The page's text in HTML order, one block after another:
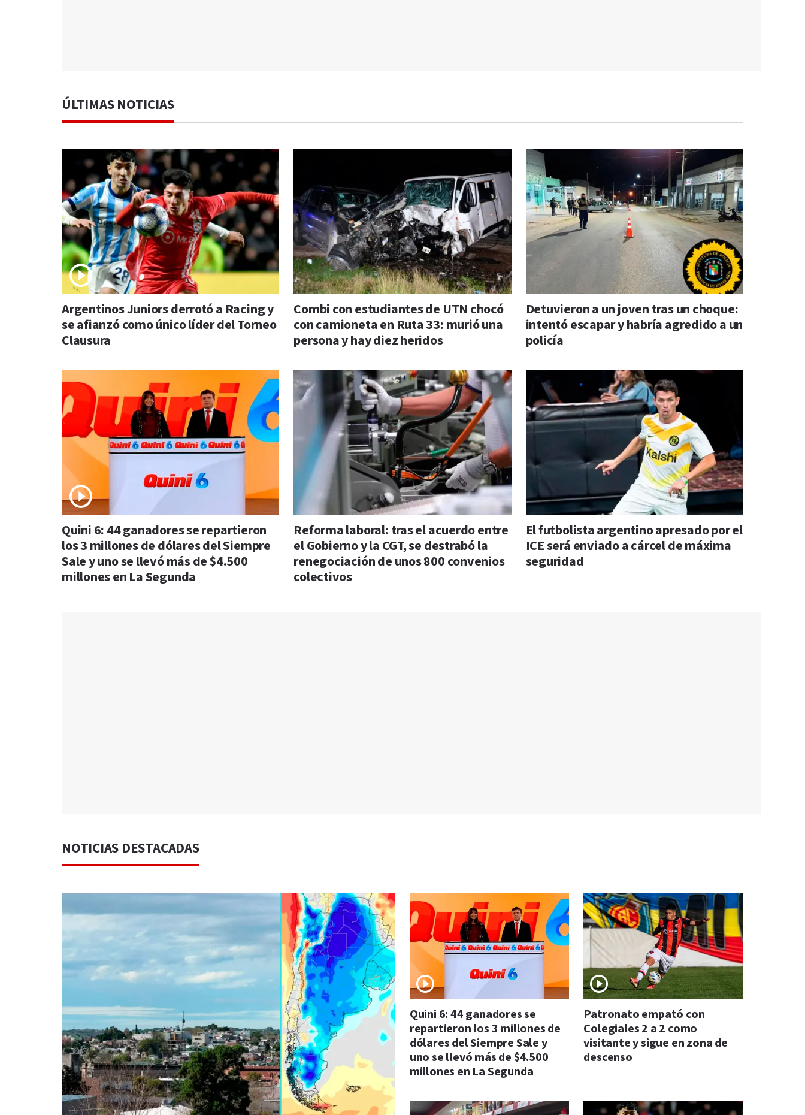
ÚLTIMAS NOTICIAS
Argentinos Juniors derrotó a Racing y
se afianzó como único líder del Torneo
Clausura
Combi con estudiantes de UTN chocó
con camioneta en Ruta 33: murió una
persona y hay diez heridos
Detuvieron a un joven tras un choque:
intentó escapar y habría agredido a un
policía
Quini 6: 44 ganadores se repartieron
los 3 millones de dólares del Siempre
Sale y uno se llevó más de $4.500
millones en La Segunda
Reforma laboral: tras el acuerdo entre
el Gobierno y la CGT, se destrabó la
renegociación de unos 800 convenios
colectivos
El futbolista argentino apresado por el
ICE será enviado a cárcel de máxima
seguridad
NOTICIAS DESTACADAS
Quini 6: 44 ganadores se
repartieron los 3 millones de
dólares del Siempre Sale y
uno se llevó más de $4.500
millones en La Segunda
Patronato empató con
Colegiales 2 a 2 como
visitante y sigue en zona de
descenso